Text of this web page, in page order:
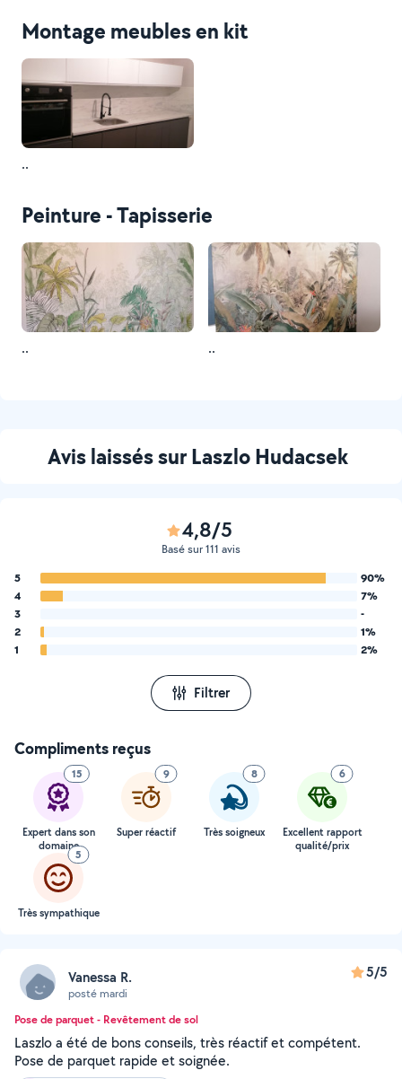
Montage meubles en kit
..
Peinture - Tapisserie
.. ..
Avis laissés sur Laszlo Hudacsek
4,8/5
Basé sur 111 avis
5
90%
4
7%
3
-
2
1%
1
2%
Filtrer
Compliments reçus
15
Expert dans son
domaine
9
Super réactif
8
Très soigneux
6
Excellent rapport
qualité/prix
5
Très sympathique
Vanessa R.
posté mardi
5/5
Pose de parquet - Revêtement de sol
Laszlo a été de bons conseils, très réactif et compétent.
Pose de parquet rapide et soignée.